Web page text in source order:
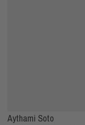
Aythami Soto